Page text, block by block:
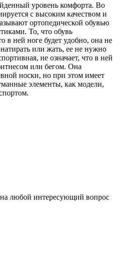
уровень комфорта. Во
с высоким качеством и
ортопедической обувью
То, что обувь
в ней ноге будет удобно, она не
или жать, ее не нужно
не означает, что в ней
или бегом. Она
носки, но при этом имеет
элементы, как модели,
любой интересующий вопрос